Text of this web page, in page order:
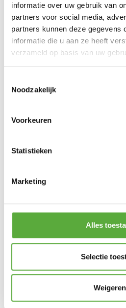
informatie over uw gebruik van
partners voor social media,
partners kunnen deze gegevens
informatie die u aan ze heeft
verzameld op basis van uw
Noodzakelijk
Voorkeuren
Statistieken
Marketing
Alles
Selectie
Weigeren
Nardi Net
Gratis verzending vanaf €250,-*
Achteraf betalen mogelijk
GERELATEERDE PRODUCTEN
Zitkussen universeel
Kussentas Platinum
€
Je hebt nog geen